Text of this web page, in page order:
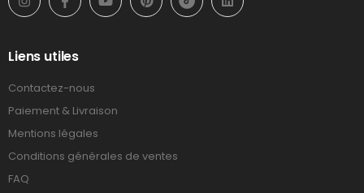
Liens utiles
Contactez-nous
Paiement & Livraison
Mentions légales
Conditions générales de ventes
FAQ